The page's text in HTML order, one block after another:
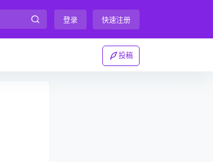
登录 快速注册
投稿